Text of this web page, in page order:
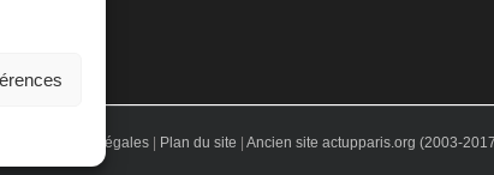
Mentions légales Plan du site Ancien site actupparis.org (2003-